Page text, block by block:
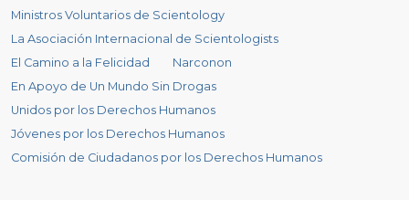
Ministros Voluntarios de Scientology
La Asociación Internacional de Scientologists
El Camino a la Felicidad
Narconon
En Apoyo de Un Mundo Sin Drogas
Unidos por los Derechos Humanos
Jóvenes por los Derechos Humanos
Comisión de Ciudadanos por los Derechos Humanos